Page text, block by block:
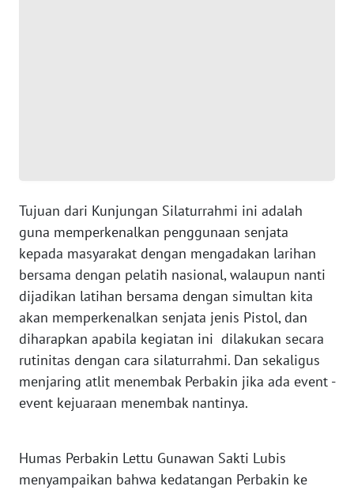
Tujuan dari Kunjungan Silaturrahmi ini adalah
guna memperkenalkan penggunaan senjata
kepada masyarakat dengan mengadakan larihan
bersama dengan pelatih nasional, walaupun nanti
dijadikan latihan bersama dengan simultan kita
akan memperkenalkan senjata jenis Pistol, dan
diharapkan apabila kegiatan ini dilakukan secara
rutinitas dengan cara silaturrahmi. Dan sekaligus
menjaring atlit menembak Perbakin jika ada event -
event kejuaraan menembak nantinya.
Humas Perbakin Lettu Gunawan Sakti Lubis
menyampaikan bahwa kedatangan Perbakin ke
WN
JAMBI
WN
SULTRA
WN
WN
SULTENG
SULBAR